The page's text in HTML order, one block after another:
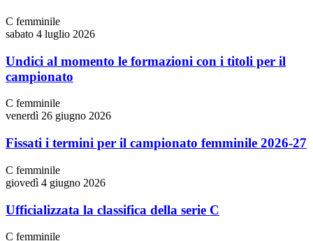
C femminile
sabato 4 luglio 2026
Undici al momento le formazioni con i titoli per il
campionato
C femminile
venerdì 26 giugno 2026
Fissati i termini per il campionato femminile 2026-27
C femminile
giovedì 4 giugno 2026
Ufficializzata la classifica della serie C
C femminile